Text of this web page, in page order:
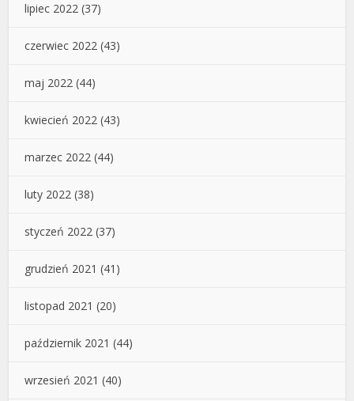
lipiec 2022 (37)
czerwiec 2022 (43)
maj 2022 (44)
kwiecień 2022 (43)
marzec 2022 (44)
luty 2022 (38)
styczeń 2022 (37)
grudzień 2021 (41)
listopad 2021 (20)
październik 2021 (44)
wrzesień 2021 (40)